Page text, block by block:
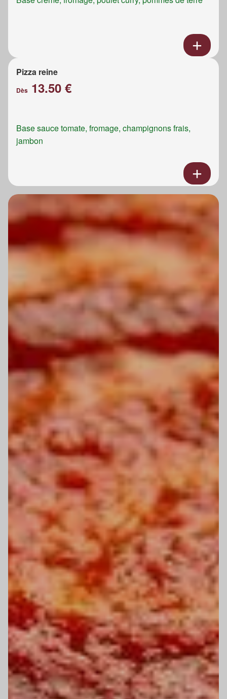
Pizza reine
Dès 13.50 €
Base sauce tomate, fromage, champignons frais,
jambon